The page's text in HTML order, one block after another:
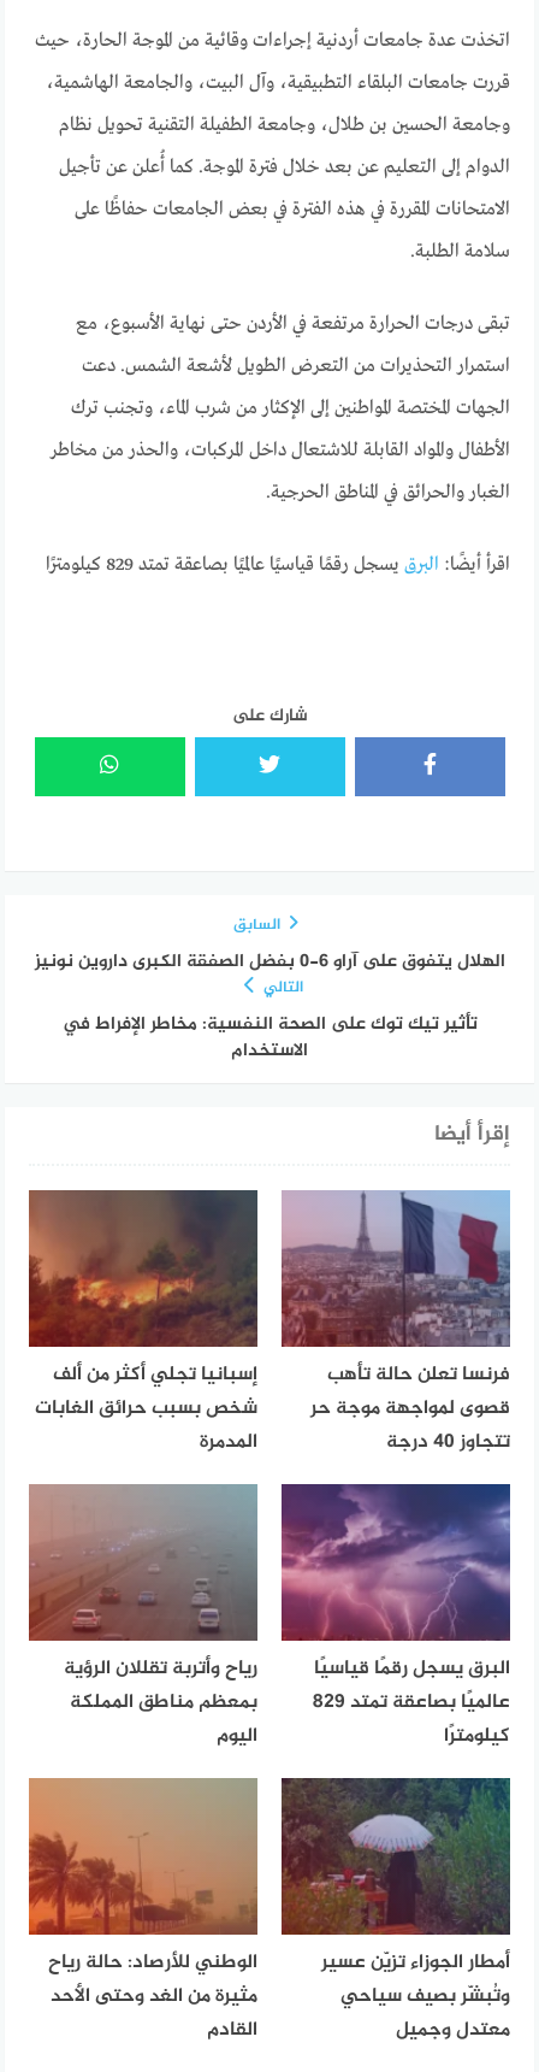
اتخذت عدة جامعات أردنية إجراءات وقائية من الموجة الحارة، حيث
قررت جامعات البلقاء التطبيقية، وآل البيت، والجامعة الهاشمية،
وجامعة الحسين بن طلال، وجامعة الطفيلة التقنية تحويل نظام
الدوام إلى التعليم عن بعد خلال فترة الموجة. كما أُعلن عن تأجيل
الامتحانات المقررة في هذه الفترة في بعض الجامعات حفاظًا على
سلامة الطلبة.
تبقى درجات الحرارة مرتفعة في الأردن حتى نهاية الأسبوع، مع
استمرار التحذيرات من التعرض الطويل لأشعة الشمس. دعت
الجهات المختصة المواطنين إلى الإكثار من شرب الماء، وتجنب ترك
الأطفال والمواد القابلة للاشتعال داخل المركبات، والحذر من مخاطر
الغبار والحرائق في المناطق الحرجية.
اقرأ أيضًا: البرق يسجل رقمًا قياسيًا عالميًا بصاعقة تمتد 829 كيلومترًا
شارك على
السابق
الهلال يتفوق على آراو 6-0 بفضل الصفقة الكبرى داروين نونيز
التالي
تأثير تيك توك على الصحة النفسية: مخاطر الإفراط في
الاستخدام
إقرأ أيضا
فرنسا تعلن حالة تأهب
قصوى لمواجهة موجة حر
تتجاوز 40 درجة
إسبانيا تجلي أكثر من ألف
شخص بسبب حرائق الغابات
المدمرة
البرق يسجل رقمًا قياسيًا
عالميًا بصاعقة تمتد 829
كيلومترًا
رياح وأتربة تقللان الرؤية
بمعظم مناطق المملكة
اليوم
أمطار الجوزاء تزيّن عسير
وتُبشّر بصيف سياحي
معتدل وجميل
الوطني للأرصاد: حالة رياح
مثيرة من الغد وحتى الأحد
القادم